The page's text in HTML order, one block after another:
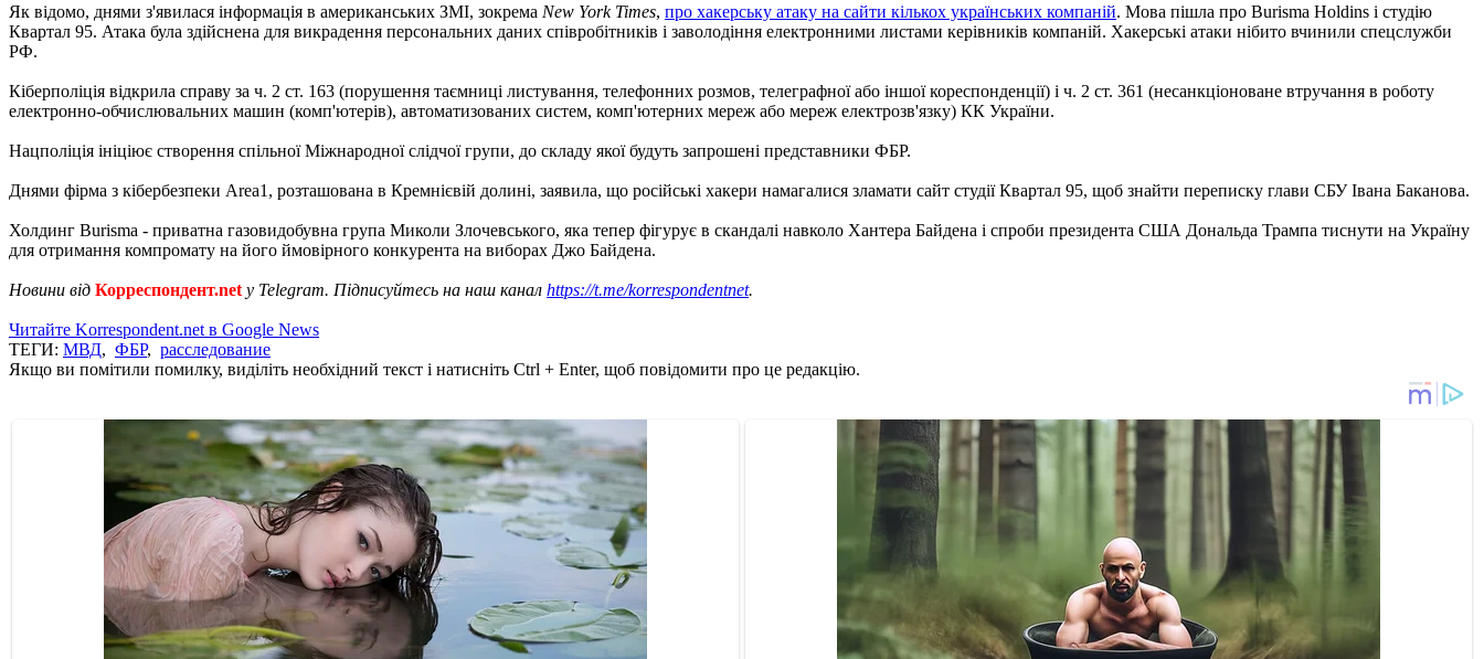
Як відомо, днями з'явилася інформація в американських ЗМІ, зокрема New York Times, про хакерську атаку на сайти кількох українських компаній. Мова пішла про Burisma Holdins і студію
Квартал 95. Атака була здійснена для викрадення персональних даних співробітників і заволодіння електронними листами керівників компаній. Хакерські атаки нібито вчинили спецслужби
РФ.
Кіберполіція відкрила справу за ч. 2 ст. 163 (порушення таємниці листування, телефонних розмов, телеграфної або іншої кореспонденції) і ч. 2 ст. 361 (несанкціоноване втручання в роботу
електронно-обчислювальних машин (комп'ютерів), автоматизованих систем, комп'ютерних мереж або мереж електрозв'язку) КК України.
Нацполіція ініціює створення спільної Міжнародної слідчої групи, до складу якої будуть запрошені представники ФБР.
Днями фірма з кібербезпеки Area1, розташована в Кремнієвій долині, заявила, що російські хакери намагалися зламати сайт студії Квартал 95, щоб знайти переписку глави СБУ Івана Баканова.
Холдинг Burisma - приватна газовидобувна група Миколи Злочевського, яка тепер фігурує в скандалі навколо Хантера Байдена і спроби президента США Дональда Трампа тиснути на Україну
для отримання компромату на його ймовірного конкурента на виборах Джо Байдена.
Новини від Корреспондент.net у Telegram. Підписуйтесь на наш канал https://t.me/korrespondentnet.
Читайте Korrespondent.net в Google News
ТЕГИ: МВД, ФБР, расследование
Якщо ви помітили помилку, виділіть необхідний текст і натисніть Ctrl + Enter, щоб повідомити про це редакцію.